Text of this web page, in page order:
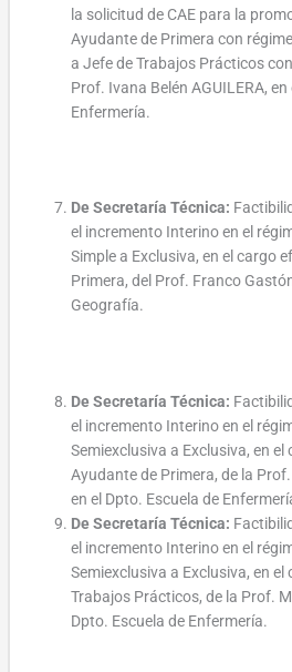
la solicitud de CAE para la
Ayudante de Primera con
a Jefe de Trabajos Prácticos
Prof. Ivana Belén AGUILERA,
Enfermería.
De Secretaría Técnica:
el incremento Interino en el
Simple a Exclusiva, en el cargo
Primera, del Prof. Franco
Geografía.
De Secretaría Técnica:
el incremento Interino en el
Semiexclusiva a Exclusiva, en
Ayudante de Primera, de la
en el Dpto. Escuela de
De Secretaría Técnica:
el incremento Interino en el
Semiexclusiva a Exclusiva, en
Trabajos Prácticos, de la Prof.
Dpto. Escuela de Enfermería.